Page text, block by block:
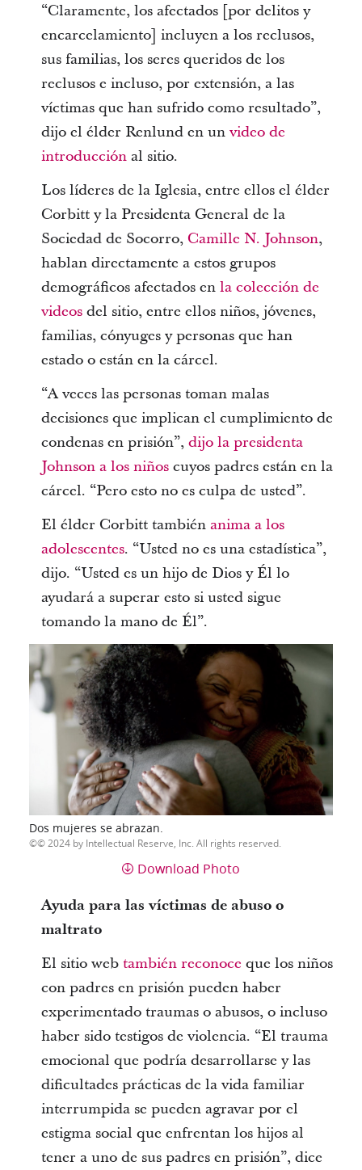
“Claramente, los afectados [por delitos y
encarcelamiento] incluyen a los reclusos,
sus familias, los seres queridos de los
reclusos e incluso, por extensión, a las
víctimas que han sufrido como resultado”,
dijo el élder Renlund en un video de
introducciónal sitio.
Los líderes de la Iglesia, entre ellos el élder
Corbitt y la Presidenta General de la
Sociedad de Socorro, Camille N. Johnson,
hablan directamente a estos grupos
demográficos afectados en la colección de
videosdel sitio, entre ellos niños, jóvenes,
familias, cónyuges y personas que han
estado o están en la cárcel.
“A veces las personas toman malas
decisiones que implican el cumplimiento de
condenas en prisión”, dijo la presidenta
Johnson a los niñoscuyos padres están en la
cárcel. “Pero esto no es culpa de usted”.
El élder Corbitt también anima a los
adolescentes. “Usted no es una estadística”,
dijo. “Usted es un hijo de Dios y Él lo
ayudará a superar esto si usted sigue
tomando la mano de Él”.
Dos mujeres se abrazan.
© 2024 by Intellectual Reserve, Inc. All rights reserved.
Download Photo
Ayuda para las víctimas de abuso o
maltrato
El sitio web también reconoce que los niños
con padres en prisión pueden haber
experimentado traumas o abusos, o incluso
haber sido testigos de violencia. “El trauma
emocional que podría desarrollarse y las
dificultades prácticas de la vida familiar
interrumpida se pueden agravar por el
estigma social que enfrentan los hijos al
tener a uno de sus padres en prisión”, dice